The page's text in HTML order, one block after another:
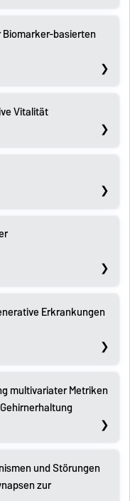
basierten
Vitalität
Erkrankungen
multivariater Metriken
und Störungen
zur